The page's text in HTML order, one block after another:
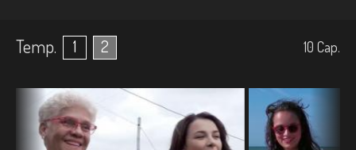
Temp. 1 2 10 Cap.